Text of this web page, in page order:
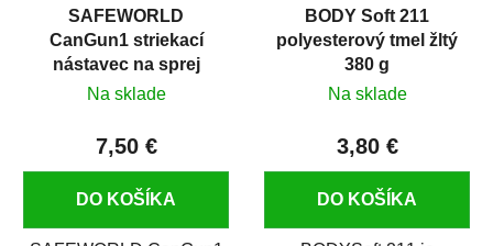
SAFEWORLD
CanGun1 striekací
nástavec na sprej
Na sklade
7,50 €
DO KOŠÍKA
BODY Soft 211
polyesterový tmel žltý
380 g
Na sklade
3,80 €
DO KOŠÍKA